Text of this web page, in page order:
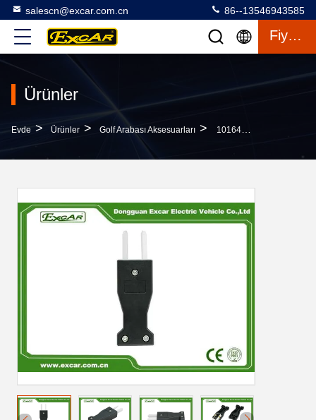
salescn@excar.com.cn 86--13546943585
Fiyat Teklifi
Ürünler
Evde > Ürünler > Golf Arabası Aksesuarları > 101643301 Elektrikli Golf Arabası Aksesuarları Kulüp Araba EZGO YAMAHA Için 48V Şarj Fişi